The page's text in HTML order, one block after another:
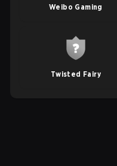
Weibo Gaming
Twisted Fairy